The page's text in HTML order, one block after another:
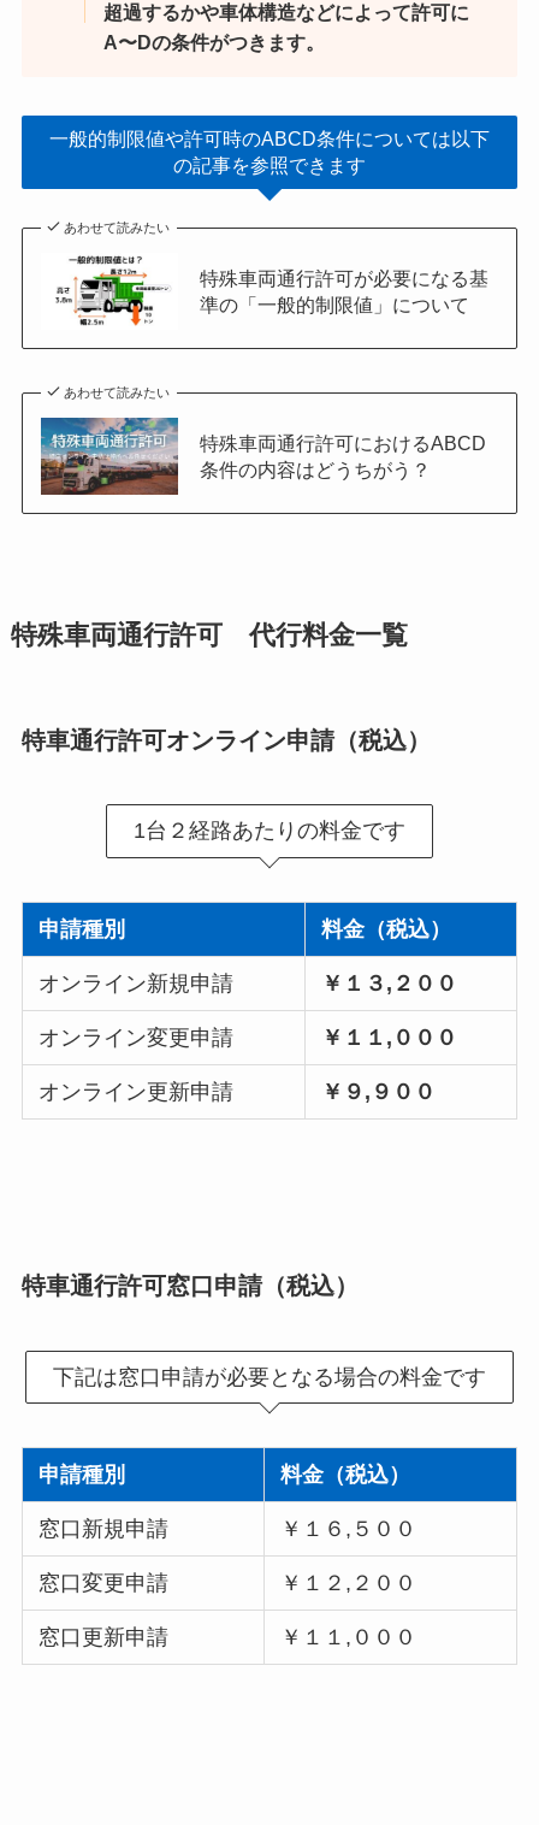
超過するかや車体構造などによって許可に
A〜Dの条件がつきます。
一般的制限値や許可時のABCD条件については以下
の記事を参照できます
あわせて読みたい
特殊車両通行許可が必要になる基
準の「一般的制限値」について
あわせて読みたい
特殊車両通行許可におけるABCD
条件の内容はどうちがう？
特殊車両通行許可 代行料金一覧
特車通行許可オンライン申請（税込）
1台２経路あたりの料金です
申請種別 料金（税込）
オンライン新規申請 ￥１３,２００
オンライン変更申請 ￥１１,０００
オンライン更新申請 ￥９,９００
特車通行許可窓口申請（税込）
下記は窓口申請が必要となる場合の料金です
申請種別 料金（税込）
窓口新規申請 ￥１６,５００
窓口変更申請 ￥１２,２００
窓口更新申請 ￥１１,０００